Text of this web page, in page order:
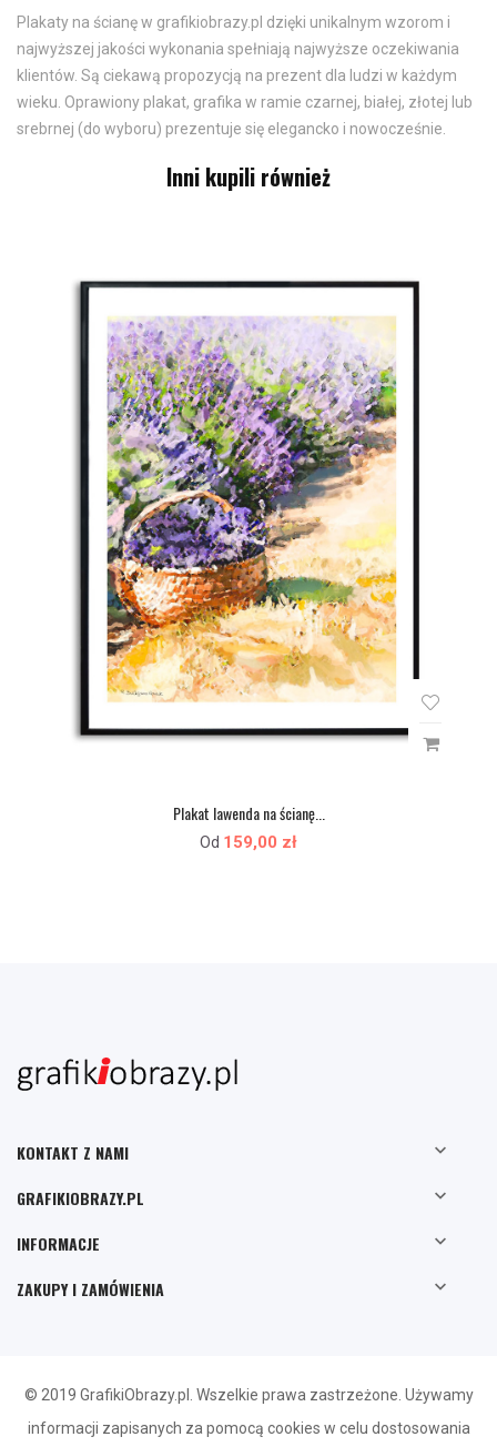
Plakaty na ścianę w grafikiobrazy.pl dzięki unikalnym wzorom i
najwyższej jakości wykonania spełniają najwyższe oczekiwania
klientów. Są ciekawą propozycją na prezent dla ludzi w każdym
wieku. Oprawiony plakat, grafika w ramie czarnej, białej, złotej lub
srebrnej (do wyboru) prezentuje się elegancko i nowocześnie.
Inni kupili również
Plakat lawenda na ścianę...
Od 159,00 zł
KONTAKT Z NAMI 
GRAFIKIOBRAZY.PL 
INFORMACJE 
ZAKUPY I ZAMÓWIENIA 
© 2019 GrafikiObrazy.pl. Wszelkie prawa zastrzeżone. Używamy
informacji zapisanych za pomocą cookies w celu dostosowania